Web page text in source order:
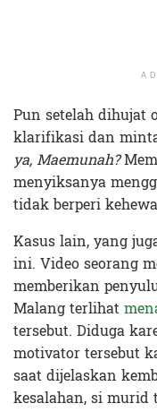
Pun setelah dihujat
klarifikasi dan
ya, Maemunah?
menyiksanya
tidak berperi
Kasus lain, yang
ini. Video seorang
memberikan
Malang terlihat
tersebut. Diduga
motivator tersebut
saat dijelaskan
kesalahan, si murid